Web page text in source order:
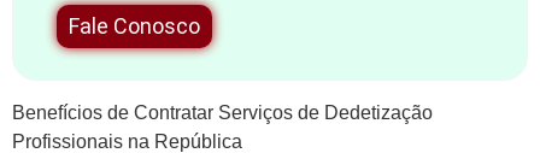
Fale Conosco
Benefícios de Contratar Serviços de Dedetização
Profissionais na República